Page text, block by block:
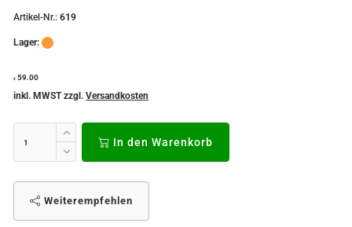
Artikel-Nr.: 619
Lager:
€ 59.00
inkl. MWST zzgl. Versandkosten
In den Warenkorb
Weiterempfehlen